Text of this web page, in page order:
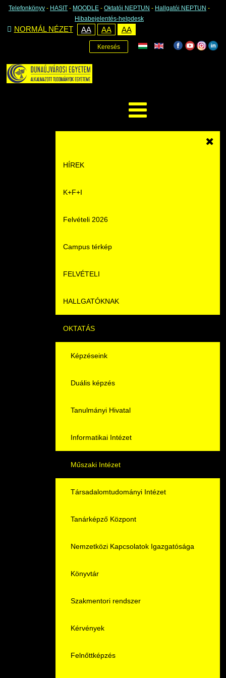
Telefonkönyv - HASIT - MOODLE - Oktatói NEPTUN - Hallgatói NEPTUN -
Hibabejelentés-helpdesk
NORMÁL NÉZET AA AA AA
Keresés
HÍREK
Hírek
Események
Videók
Álláshirdetések
K+F+I
Felvételi 2026
Campus térkép
FELVÉTELI
Pontozási rendszer szabályai
Felvetteknek
Képzéseink
Duális képzés
Átjelentkezés
Gyakori Kérdések
Pályaorientációs tanácsadás
MTMI Szakok
Sportolóként egyetemista
HALLGATÓKNAK
Képzéseink
Duális képzés
Könyvtár
K+F+I
Tanulmányi Tájékoztató
HASIT
Nyelvvizsga
Neptun
DIÁKHITEL
Moodle
Átjelentkezőknek
Hallgatói pályázatok
Karrier
OKTATÁS
Képzéseink
Duális képzés
Tanulmányi Hivatal
Informatikai Intézet
Műszaki Intézet
Társadalomtudományi Intézet
Tanárképző Központ
Nemzetközi Kapcsolatok Igazgatósága
Könyvtár
Szakmentori rendszer
Kérvények
Felnőttképzés